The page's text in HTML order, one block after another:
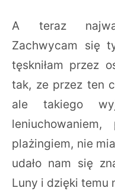
A teraz
Zachwycam się
tęskniłam przez
tak, ze przez ten
ale takiego
plażingiem, nie
udało nam się
Luny i dzięki temu